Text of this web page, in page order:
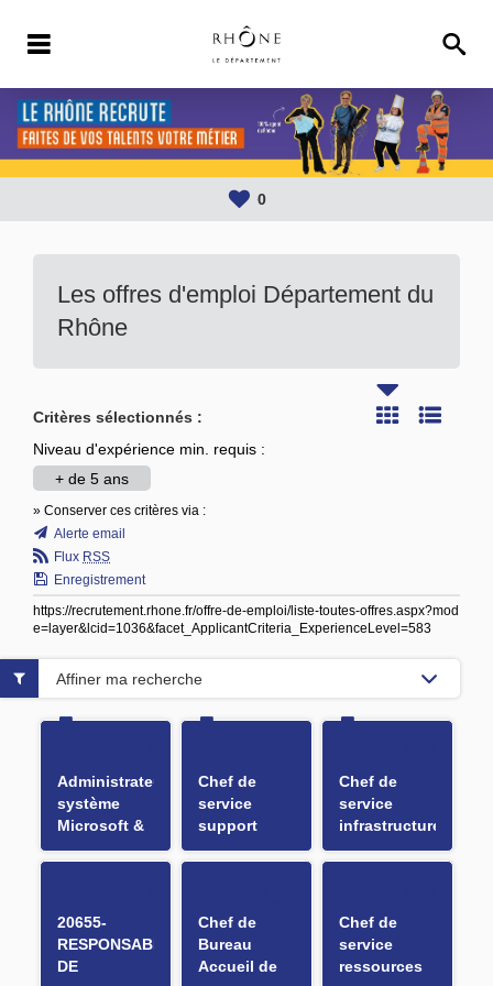
0
Les offres d'emploi Département du
Rhône
Critères sélectionnés :
Niveau d'expérience min. requis :
+ de 5 ans
» Conserver ces critères via :
Alerte email
Flux RSS
Enregistrement
https://recrutement.rhone.fr/offre-de-emploi/liste-toutes-offres.aspx?mod
e=layer&lcid=1036&facet_ApplicantCriteria_ExperienceLevel=583
Administrateur
système
Microsoft &
Cloud H/F
Chef de
service
support
utilisateurs
H/F
Chef de
service
infrastructures
et systèmes
20655-
RESPONSABLE
DE
Chef de
Bureau
Accueil de
Chef de
service
ressources
Affiner ma recherche